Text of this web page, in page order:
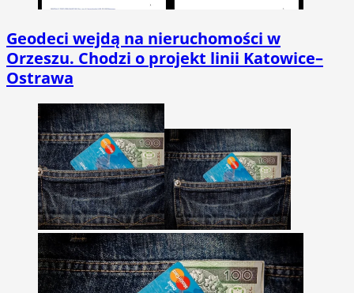
Geodeci wejdą na nieruchomości w
Orzeszu. Chodzi o projekt linii Katowice–
Ostrawa